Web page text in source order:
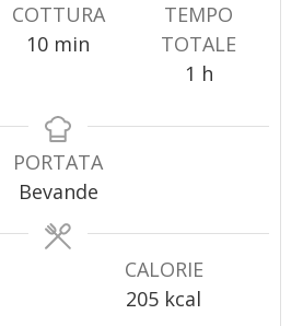
COTTURA
10minuti
min
TEMPO
TOTALE
1 ora
h
PORTATA
Bevande
CALORIE
205 kcal